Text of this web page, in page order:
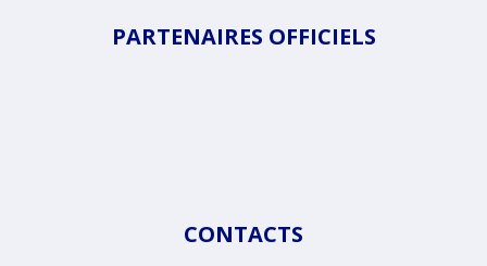
PARTENAIRES OFFICIELS
CONTACTS